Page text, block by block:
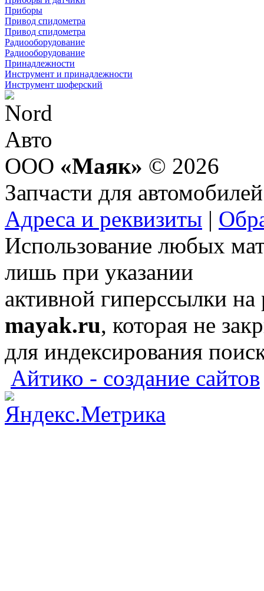
Приборы
Привод спидометра
Привод спидометра
Радиооборудование
Радиооборудование
Принадлежности
Инструмент и принадлежности
Инструмент шоферский
ООО «Маяк» © 2026
Запчасти для автомобилей
Адреса и реквизиты |
Использование любых
лишь при указании
активной гиперссылки
mayak.ru, которая не
для индексирования
Айтико - создание сайтов